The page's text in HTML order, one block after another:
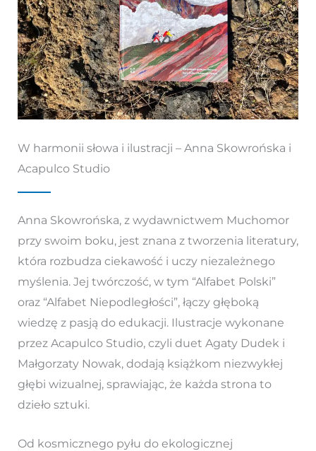
W harmonii słowa i ilustracji – Anna Skowrońska i
Acapulco Studio
Anna Skowrońska, z wydawnictwem Muchomor
przy swoim boku, jest znana z tworzenia literatury,
która rozbudza ciekawość i uczy niezależnego
myślenia. Jej twórczość, w tym “Alfabet Polski”
oraz “Alfabet Niepodległości”, łączy głęboką
wiedzę z pasją do edukacji. Ilustracje wykonane
przez Acapulco Studio, czyli duet Agaty Dudek i
Małgorzaty Nowak, dodają książkom niezwykłej
głębi wizualnej, sprawiając, że każda strona to
dzieło sztuki.
Od kosmicznego pyłu do ekologicznej